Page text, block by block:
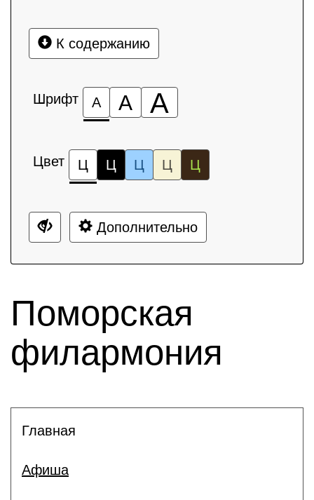
К содержанию
Шрифт А А А
Цвет Ц Ц Ц Ц Ц
Дополнительно
Поморская
филармония
Главная
Афиша